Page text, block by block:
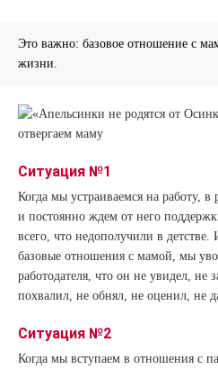
Это важно: базовое отношение с
жизни.
Ситуация №1
Когда мы устраиваемся на работу,
и постоянно ждем от него
всего, что недополучили в детстве.
базовые отношения с мамой, мы
работодателя, что он не увидел, не
похвалил, не обнял, не оценил, не
Ситуация №2
Когда мы вступаем в отношения с